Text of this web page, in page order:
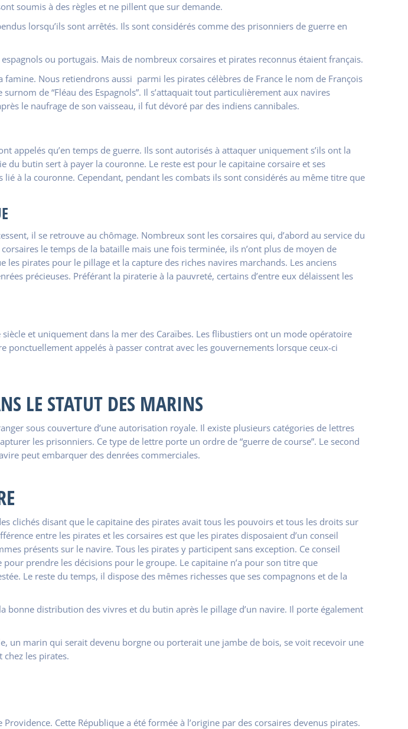
soumis à des règles et ne pillent que sur demande.
lorsqu’ils sont arrêtés. Ils sont considérés comme des prisonniers de guerre en
ou portugais. Mais de nombreux corsaires et pirates reconnus étaient français.
Nous retiendrons aussi parmi les pirates célèbres de France le nom de François
de “Fléau des Espagnols”. Il s’attaquait tout particulièrement aux navires
le naufrage de son vaisseau, il fut dévoré par des indiens cannibales.
appelés qu’en temps de guerre. Ils sont autorisés à attaquer uniquement s’ils ont la
butin sert à payer la couronne. Le reste est pour le capitaine corsaire et ses
à la couronne. Cependant, pendant les combats ils sont considérés au même titre que
il se retrouve au chômage. Nombreux sont les corsaires qui, d’abord au service du
le temps de la bataille mais une fois terminée, ils n’ont plus de moyen de
pirates pour le pillage et la capture des riches navires marchands. Les anciens
précieuses. Préférant la piraterie à la pauvreté, certains d’entre eux délaissent les
et uniquement dans la mer des Caraïbes. Les flibustiers ont un mode opératoire
appelés à passer contrat avec les gouvernements lorsque ceux-ci
LE STATUT DES MARINS
sous couverture d’une autorisation royale. Il existe plusieurs catégories de lettres
les prisonniers. Ce type de lettre porte un ordre de “guerre de course”. Le second
peut embarquer des denrées commerciales.
clichés disant que le capitaine des pirates avait tous les pouvoirs et tous les droits sur
entre les pirates et les corsaires est que les pirates disposaient d’un conseil
présents sur le navire. Tous les pirates y participent sans exception. Ce conseil
prendre les décisions pour le groupe. Le capitaine n’a pour son titre que
Le reste du temps, il dispose des mêmes richesses que ses compagnons et de la
distribution des vivres et du butin après le pillage d’un navire. Il porte également
un marin qui serait devenu borgne ou porterait une jambe de bois, se voit recevoir une
les pirates.
Cette République a été formée à l’origine par des corsaires devenus pirates.